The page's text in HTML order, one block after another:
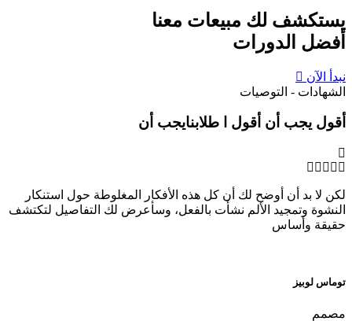
يستكشف لك مبيعات معنا
أفضل الدورات
نبدأ الآن
الشهادات - التوصيات
أقول يجب أن أقول ا طلابنايجب أن
لكن لا بد أن أوضح لك أن كل هذه الأفكار المغلوطة حول استنكار
النشوة وتمجيد الألم نشأت بالفعل، وسأعرض لك التفاصيل لتكتشف
حقيقة وأساس
توماس لوبيز
مصمم